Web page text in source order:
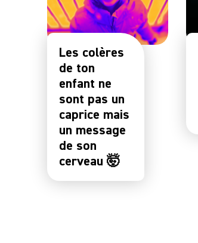
Les colères
de ton
enfant ne
sont pas un
caprice mais
un message
de son
cerveau 🤯